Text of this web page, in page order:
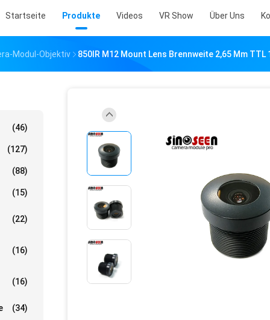
Startseite Produkte Videos VR Show Über Uns
Modul-Objektiv 850IR M12 Mount Lens Brennweite 2,65 Mm
(46)
(127)
(88)
(15)
(22)
(16)
(16)
(34)